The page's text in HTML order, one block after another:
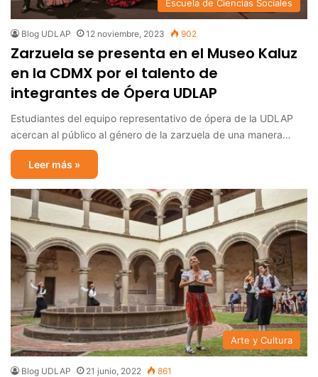
Escuela de Ciencias Sociales
Blog UDLAP 12 noviembre, 2023 902
Zarzuela se presenta en el Museo Kaluz
en la CDMX por el talento de
integrantes de Ópera UDLAP
Estudiantes del equipo representativo de ópera de la UDLAP
acercan al público al género de la zarzuela de una manera…
Leer más »
Arte y Cultura
Blog UDLAP 21 junio, 2022 861